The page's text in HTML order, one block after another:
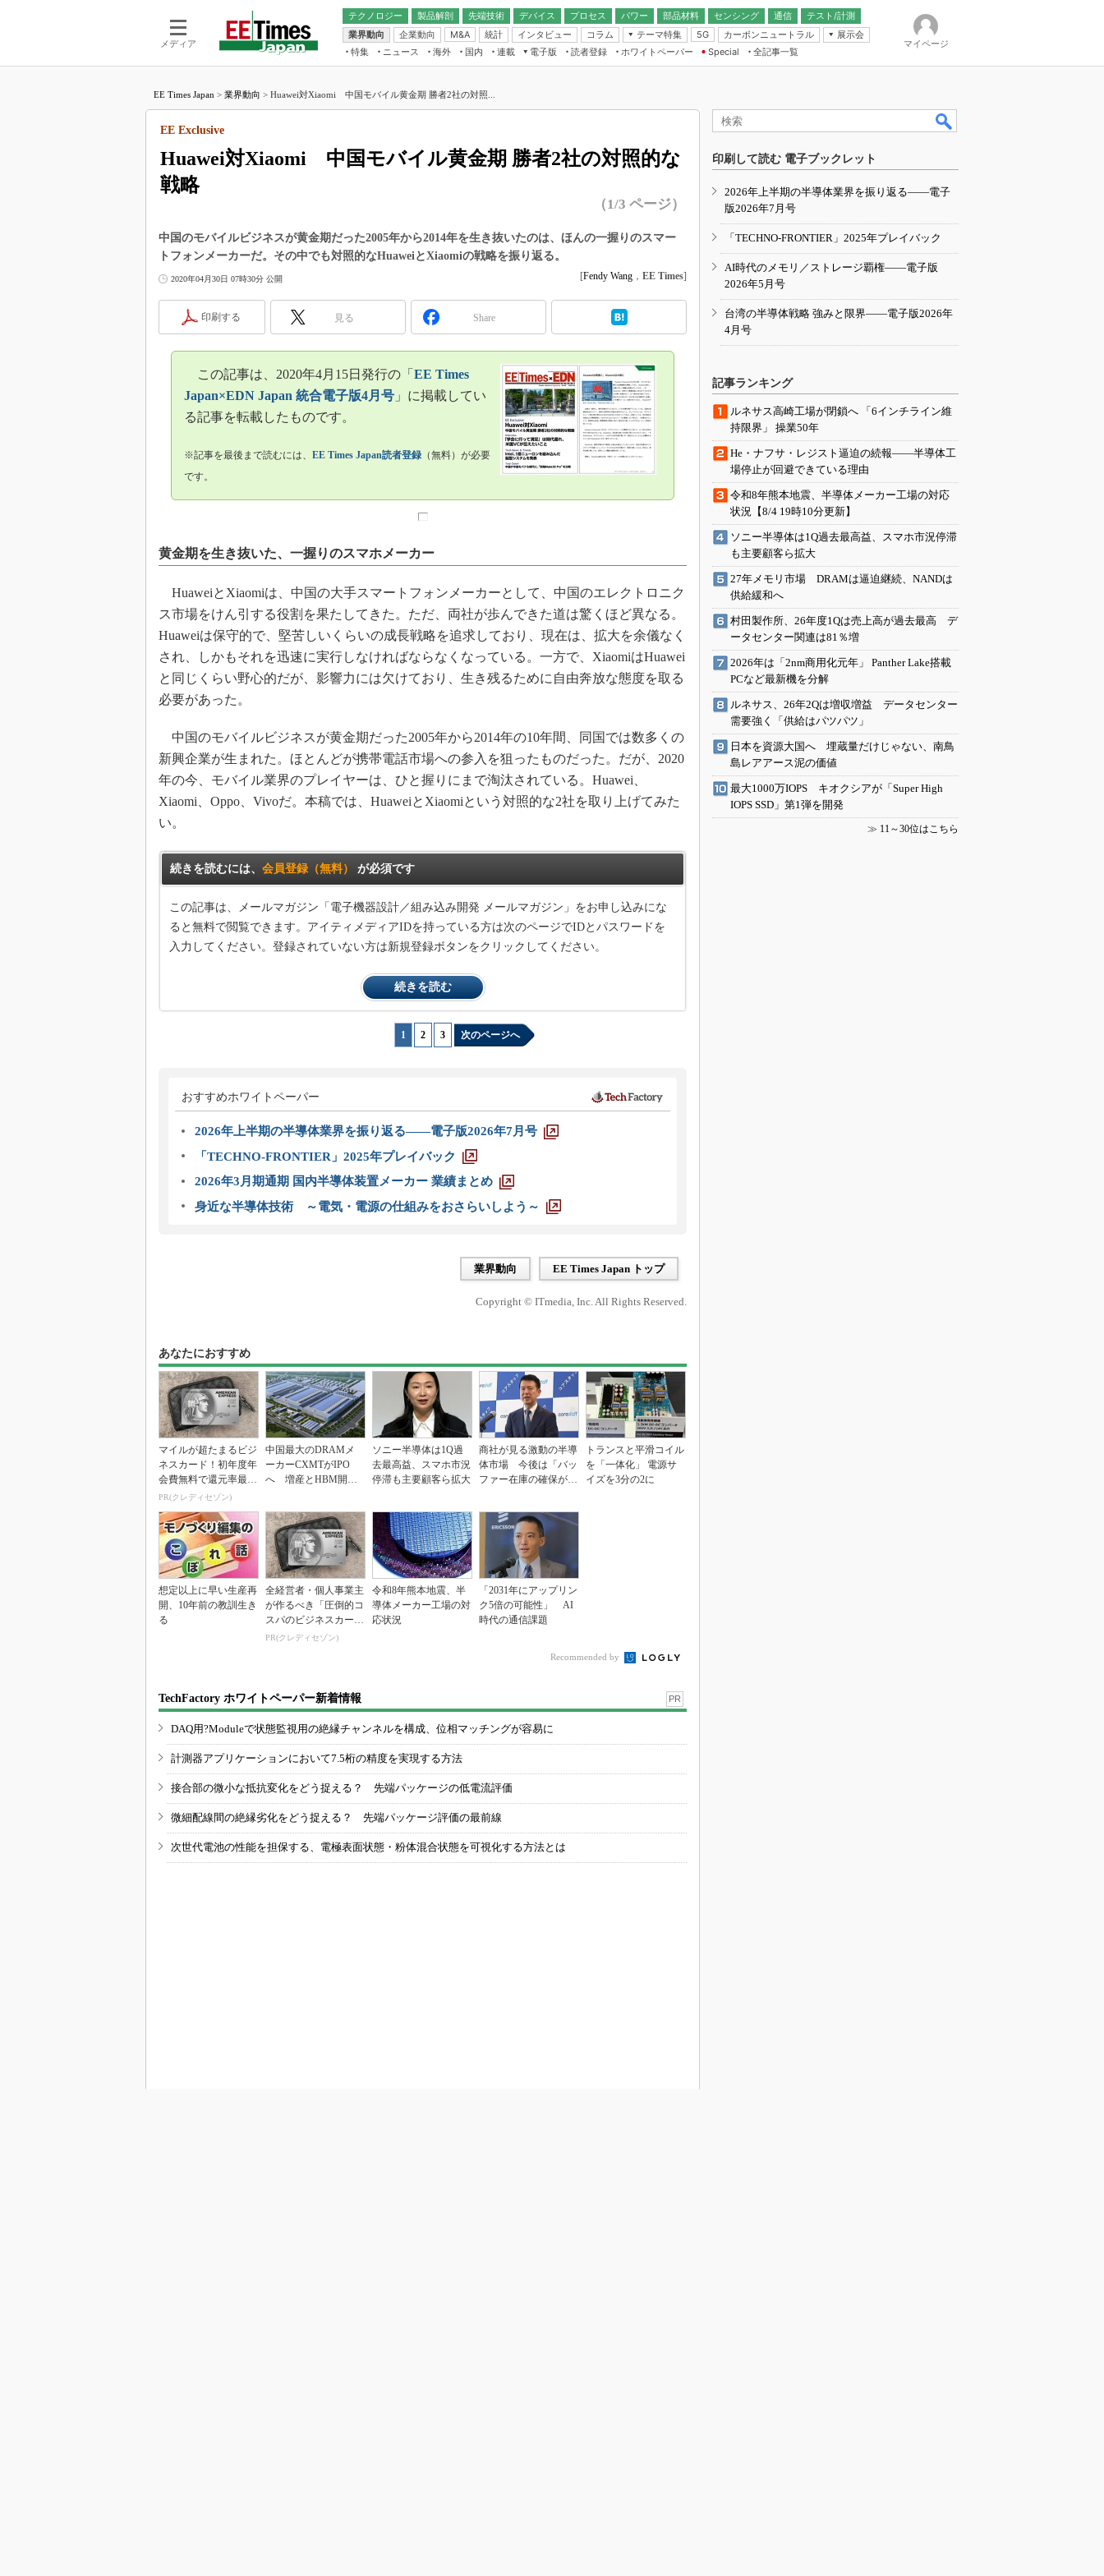
メディア
テクノロジー 製品解剖
先端技術
電池／エネルギー
デバイス
アナログ
マイコン
プロセス パワー 部品材料 センシング
通信
無線
テスト/計測
業界動向
企業動向 M&A 統計 インタビュー コラム
テーマ特集
フィジカルAI
読者調査（EE Times Research）
電源設計（EDN Japan）
エレクトロニクス入門（EDN
5G カーボンニュートラル
展示会
IoT・エッジコンピューティング
EXPO
TECHNO-FRONTIER
人とくるま展
特集 ニュース 海外 国内
連載
福田昭のデバイス通信
大山聡の業界スコープ
世界を「数字」で回してみよう
この10年で起こったこと、次の10年
で起こること
製品分解で探るアジアの新トレンド
光伝送技術を知る
“異端児エンジニア”が仕掛けた社内
改革、執念の180日
JASA発IoT通信
「英語に愛されないエンジニア」の
電子版
電子ブックレット
読者登録 ホワイトペーパー
Special
全記事一覧
マイページ
EE Times Japan > 業界動向 > Huawei対Xiaomi 中国モバイル黄金期 勝者2社の対照...
Huawei対Xiaomi 中国モバイル黄金期 勝者2社の対照的な
戦略
EE Exclusive
（1/3 ページ）
中国のモバイルビジネスが黄金期だった2005年から2014年を生き抜いたのは、ほんの一握りのスマー
トフォンメーカーだ。その中でも対照的なHuaweiとXiaomiの戦略を振り返る。
2020年04月30日 07時30分 公開 [Fendy Wang ， EE Times]
印刷する 見る Share
この記事は、2020年4月15日発行の「 EE Times
Japan×EDN Japan 統合電子版4月号 」に掲載してい
る記事を転載したものです。
※記事を最後まで読むには、 EE Times Japan読者登録 （無料）が必要
です。
黄金期を生き抜いた、一握りのスマホメーカー
HuaweiとXiaomiは、中国の大手スマートフォンメーカーとして、中国のエレクトロニク
ス市場をけん引する役割を果たしてきた。ただ、両社が歩んできた道は驚くほど異なる。
Huaweiは保守的で、堅苦しいくらいの成長戦略を追求しており、現在は、拡大を余儀なく
され、しかもそれを迅速に実行しなければならなくなっている。一方で、XiaomiはHuawei
と同じくらい野心的だが、影響力には欠けており、生き残るために自由奔放な態度を取る
必要があった。
中国のモバイルビジネスが黄金期だった2005年から2014年の10年間、同国では数多くの
新興企業が生まれた。ほとんどが携帯電話市場への参入を狙ったものだった。だが、2020
年の今、モバイル業界のプレイヤーは、ひと握りにまで淘汰されている。Huawei、
Xiaomi、Oppo、Vivoだ。本稿では、HuaweiとXiaomiという対照的な2社を取り上げてみた
い。
続きを読むには、 会員登録（無料） が必須です
この記事は、メールマガジン「電子機器設計／組み込み開発 メールマガジン」をお申し込みにな
ると無料で閲覧できます。アイティメディアIDを持っている方は次のページでIDとパスワードを
入力してください。登録されていない方は新規登録ボタンをクリックしてください。
続きを読む
1 2 3 次のページへ
おすすめホワイトペーパー
2026年上半期の半導体業界を振り返る――電子版2026年7月号
「TECHNO-FRONTIER」2025年プレイバック
2026年3月期通期 国内半導体装置メーカー 業績まとめ
身近な半導体技術 ～電気・電源の仕組みをおさらいしよう～
業界動向 EE Times Japan トップ
Copyright © ITmedia, Inc. All Rights Reserved.
あなたにおすすめ
マイルが超たまるビジ
ネスカード！初年度年
会費無料で還元率最大
1.125%
PR(クレディセゾン)
中国最大のDRAMメ
ーカーCXMTがIPO
へ 増産とHBM開発
ソニー半導体は1Q過
去最高益、スマホ市況
停滞も主要顧客ら拡大
商社が見る激動の半導
体市場 今後は「バッ
ファー在庫の確保が重
トランスと平滑コイル
を「一体化」 電源サ
イズを3分の2に
想定以上に早い生産再
開、10年前の教訓生き
る
全経営者・個人事業主
が作るべき「圧倒的コ
スパのビジネスカー
ド」
PR(クレディセゾン)
令和8年熊本地震、半
導体メーカー工場の対
応状況
「2031年にアップリン
ク5倍の可能性」 AI
時代の通信課題
Recommended by
TechFactory ホワイトペーパー新着情報 PR
DAQ用?Moduleで状態監視用の絶縁チャンネルを構成、位相マッチングが容易に
計測器アプリケーションにおいて7.5桁の精度を実現する方法
接合部の微小な抵抗変化をどう捉える？ 先端パッケージの低電流評価
微細配線間の絶縁劣化をどう捉える？ 先端パッケージ評価の最前線
次世代電池の性能を担保する、電極表面状態・粉体混合状態を可視化する方法とは
印刷して読む 電子ブックレット
2026年上半期の半導体業界を振り返る――電子
版2026年7月号
「TECHNO-FRONTIER」2025年プレイバック
AI時代のメモリ／ストレージ覇権――電子版
2026年5月号
台湾の半導体戦略 強みと限界――電子版2026年
4月号
記事ランキング
ルネサス高崎工場が閉鎖へ 「6インチライン維
持限界」 操業50年
He・ナフサ・レジスト逼迫の続報――半導体工
場停止が回避できている理由
令和8年熊本地震、半導体メーカー工場の対応
状況【8/4 19時10分更新】
ソニー半導体は1Q過去最高益、スマホ市況停滞
も主要顧客ら拡大
27年メモリ市場 DRAMは逼迫継続、NANDは
供給緩和へ
村田製作所、26年度1Qは売上高が過去最高 デ
ータセンター関連は81％増
2026年は「2nm商用化元年」 Panther Lake搭載
PCなど最新機を分解
ルネサス、26年2Qは増収増益 データセンター
需要強く「供給はパツパツ」
日本を資源大国へ 埋蔵量だけじゃない、南鳥
島レアアース泥の価値
最大1000万IOPS キオクシアが「Super High
IOPS SSD」第1弾を開発
≫ 11～30位はこちら